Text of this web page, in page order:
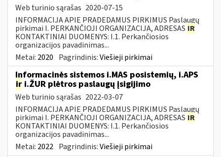
Web turinio sąrašas 2020-07-15
INFORMACIJA APIE PRADEDAMUS PIRKIMUS Paslaugų
pirkimai I. PERKANČIOJI ORGANIZACIJA, ADRESAS IR
KONTAKTINIAI DUOMENYS: I.1. Perkančiosios
organizacijos pavadinimas...
Metai: 2020 Pagrindinis:Viešieji pirkimai
Informacinės sistemos i.MAS posistemių, i.APS
ir i.ŽUR plėtros paslaugų įsigijimo
Web turinio sąrašas 2022-03-07
INFORMACIJA APIE PRADEDAMUS PIRKIMUS Paslaugų
pirkimai I. PERKANČIOJI ORGANIZACIJA, ADRESAS IR
KONTAKTINIAI DUOMENYS: I.1. Perkančiosios
organizacijos pavadinimas...
Metai: 2022 Pagrindinis:Viešieji pirkimai